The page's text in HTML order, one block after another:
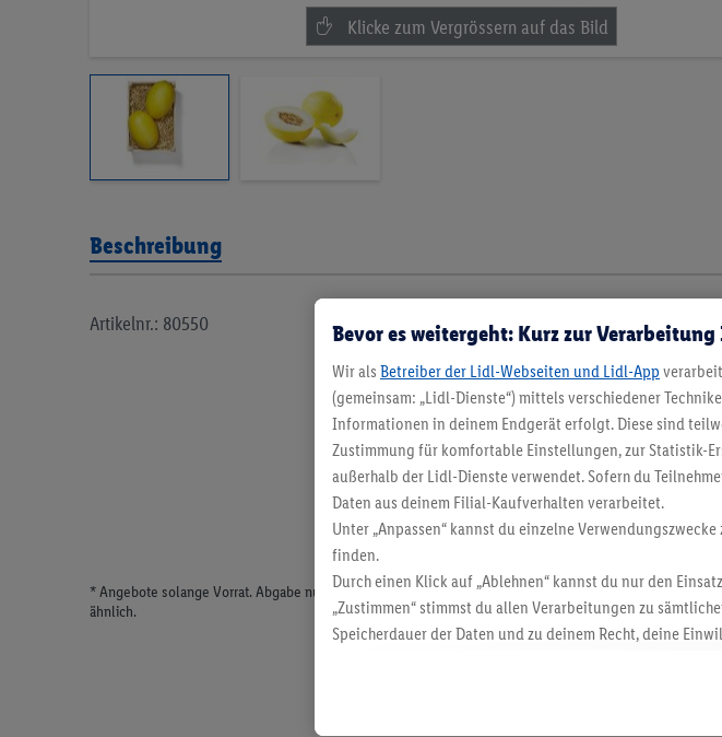
Beschreibung
Artikelnr.: 80550
* Angebote solange Vorrat. Abgabe nur in haushaltsüblichen Mengen. Verkauf ohne Dekoration. Die
ähnlich.
Bevor es weitergeht: Kurz zur
Wir als Betreiber der Lidl-Webseiten und Lidl-App
(gemeinsam: „Lidl-Dienste“) mittels verschiedener
Informationen in deinem Endgerät erfolgt. Diese sind
Zustimmung für komfortable Einstellungen, zur Statistik-
außerhalb der Lidl-Dienste verwendet. Sofern du
Daten aus deinem Filial-Kaufverhalten verarbeitet.
Unter „Anpassen“ kannst du einzelne
finden.
Durch einen Klick auf „Ablehnen“ kannst du nur den
„Zustimmen“ stimmst du allen Verarbeitungen zu
Speicherdauer der Daten und zu deinem Recht, deine